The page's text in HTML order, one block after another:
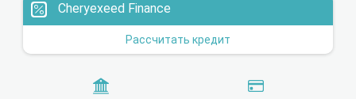
Cheryexeed Finance
Рассчитать кредит